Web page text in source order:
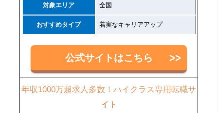
対象エリア 全国
おすすめタイプ 着実なキャリアアップ
公式サイトはこちら
年収1000万超求人多数！ハイクラス専用転職サ
イト